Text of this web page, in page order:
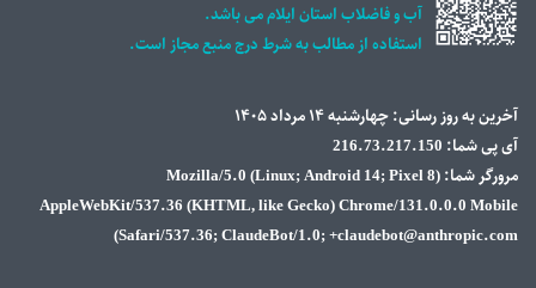
آب و فاضلاب استان ايلام می باشد.
استفاده از مطالب به شرط درج منبع مجاز است.
آخرین به روز رسانی: چهار‌شنبه ۱۴ مرداد ۱۴۰۵
آی پی شما: 216.73.217.150
مرورگر شما: Mozilla/5.0 (Linux; Android 14; Pixel 8)
AppleWebKit/537.36 (KHTML, like Gecko) Chrome/131.0.0.0 Mobile
Safari/537.36; ClaudeBot/1.0; +claudebot@anthropic.com)